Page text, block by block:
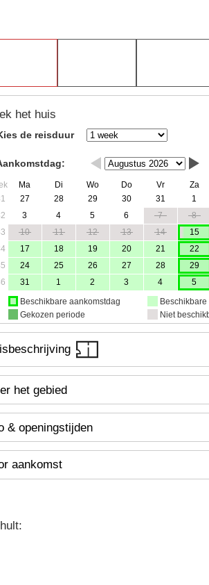
het huis
de reisduur
Ma Di Wo Do Vr Za
27 28 29 30 31 1
3 4 5 6 7 8
10 11 12 13 14 15
17 18 19 20 21 22
24 25 26 27 28 29
31 1 2 3 4 5
Beschikbare aankomstdag
Gekozen periode
Beschikbare
Niet
het gebied
& openingstijden
aankomst